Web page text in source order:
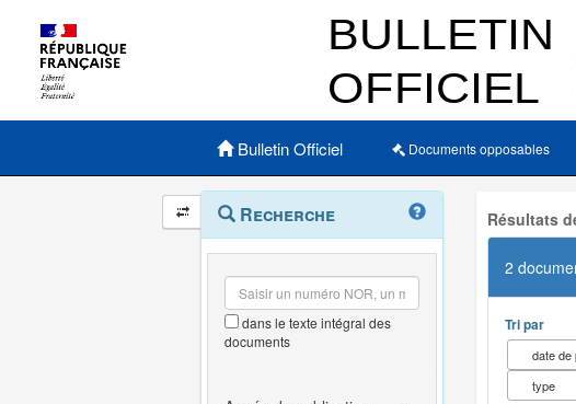
Menu principal
Bulletin Officiel Documents opposables
Navigation
et
outils
annexes
Menu
contextuel
Recherche
dans le texte intégral des
documents
Résultats
2
Tri par
date de
type